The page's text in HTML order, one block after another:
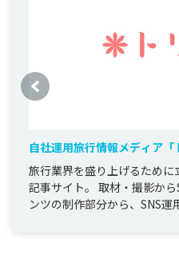
自社運用旅行情報メディア
に。」
旅行業界を盛り上げるため
記事サイト。 取材・撮影か
ンツの制作部分から、SNS運